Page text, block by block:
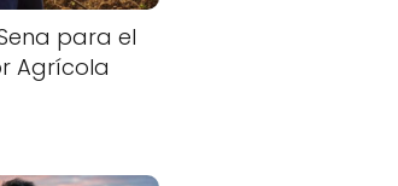
para el
Agrícola